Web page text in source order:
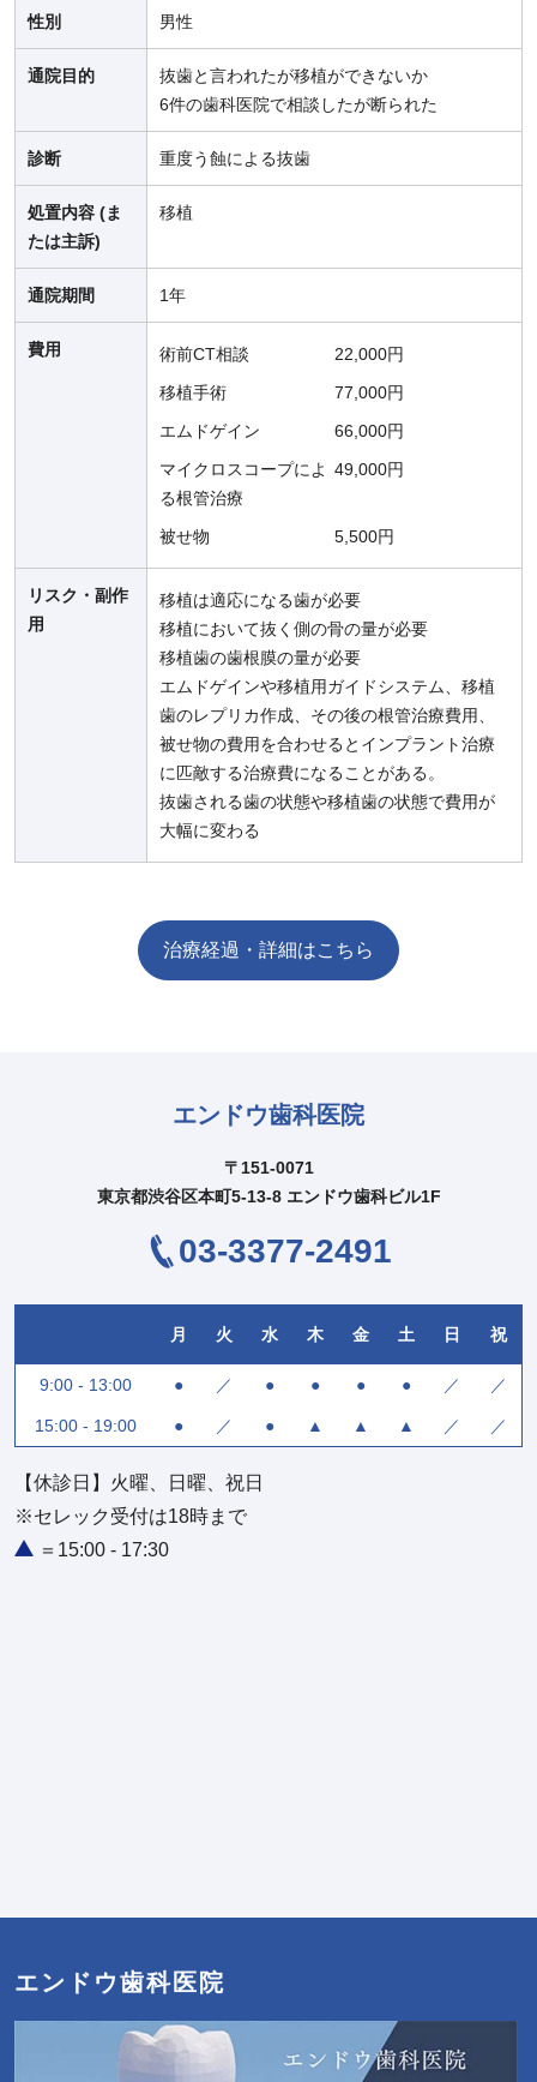
性別 男性
通院目的
抜歯と言われたが移植ができないか
6件の歯科医院で相談したが断られた
診断 重度う蝕による抜歯
処置内容 (ま
たは主訴)
移植
通院期間 1年
費用 術前CT相談
22,000円
移植手術
77,000円
エムドゲイン
66,000円
マイクロスコープによ
る根管治療
49,000円
被せ物 5,500円
リスク・副作
用
移植は適応になる歯が必要
移植において抜く側の骨の量が必要
移植歯の歯根膜の量が必要
エムドゲインや移植用ガイドシステム、移植
歯のレプリカ作成、その後の根管治療費用、
被せ物の費用を合わせるとインプラント治療
に匹敵する治療費になることがある。
抜歯される歯の状態や移植歯の状態で費用が
大幅に変わる
治療経過・詳細はこちら
エンドウ歯科医院
〒151-0071
東京都渋谷区本町5-13-8 エンドウ歯科ビル1F
03-3377-2491
月 火 水 木 金 土 日 祝
9:00 - 13:00 ● ／ ● ● ● ● ／ ／
15:00 - 19:00 ● ／ ● ▲ ▲ ▲ ／ ／
【休診日】火曜、日曜、祝日
※セレック受付は18時まで
＝15:00 - 17:30
エンドウ歯科医院